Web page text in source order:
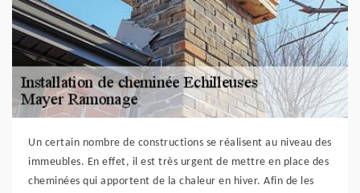
Un certain nombre de constructions se réalisent au niveau des
immeubles. En effet, il est très urgent de mettre en place des
cheminées qui apportent de la chaleur en hiver. Afin de les